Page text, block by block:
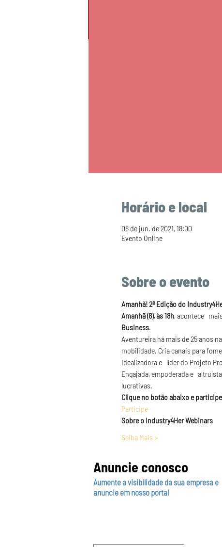
Horário e local
08 de jun. de 2021, 18:00
Evento Online
Sobre o evento
Amanhã! 2ª Edição do
Amanhã (8),às 18h, acontece
Business.
Aventureira há mais de 25 anos
mobilidade. Cria canais para
Idealizadora e   líder do Projeto
Engajada, empoderada e
lucrativas.
Clique no botão abaixo e
Participe
Sobre o Industry4Her Webinars
Saiba Mais >
Anuncie conosco
Aumente a visibilidade da sua empresa e
anuncie em nosso portal